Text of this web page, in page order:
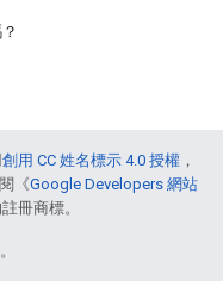
創用 CC 姓名標示 4.0 授權 ，
《Google Developers 網站
冊商標。